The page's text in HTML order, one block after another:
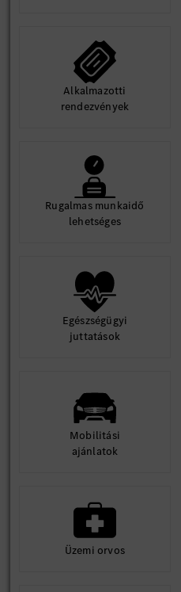
Alkalmazotti
rendezvények
Rugalmas munkaidő
lehetséges
Egészségügyi
juttatások
Mobilitási
ajánlatok
Üzemi orvos